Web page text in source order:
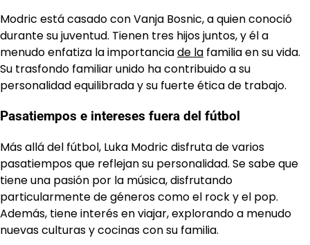
Modric está casado con Vanja Bosnic, a quien conoció
durante su juventud. Tienen tres hijos juntos, y él a
menudo enfatiza la importanciade la familia en su vida.
Su trasfondo familiar unido ha contribuido a su
personalidad equilibrada y su fuerte ética de trabajo.
Pasatiempos e intereses fuera del fútbol
Más allá del fútbol, Luka Modric disfruta de varios
pasatiempos que reflejan su personalidad. Se sabe que
tiene una pasión por la música, disfrutando
particularmente de géneros como el rock y el pop.
Además, tiene interés en viajar, explorando a menudo
nuevas culturas y cocinas con su familia.